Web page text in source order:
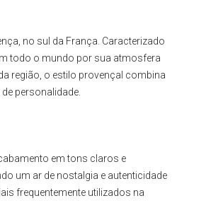
no sul da França. Caracterizado
todo o mundo por sua atmosfera
região, o estilo provençal combina
personalidade.
em tons claros e
um ar de nostalgia e autenticidade
frequentemente utilizados na